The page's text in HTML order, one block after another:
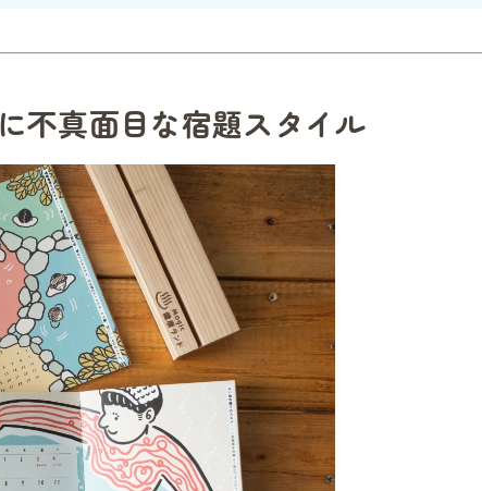
不真面目な宿題スタイル